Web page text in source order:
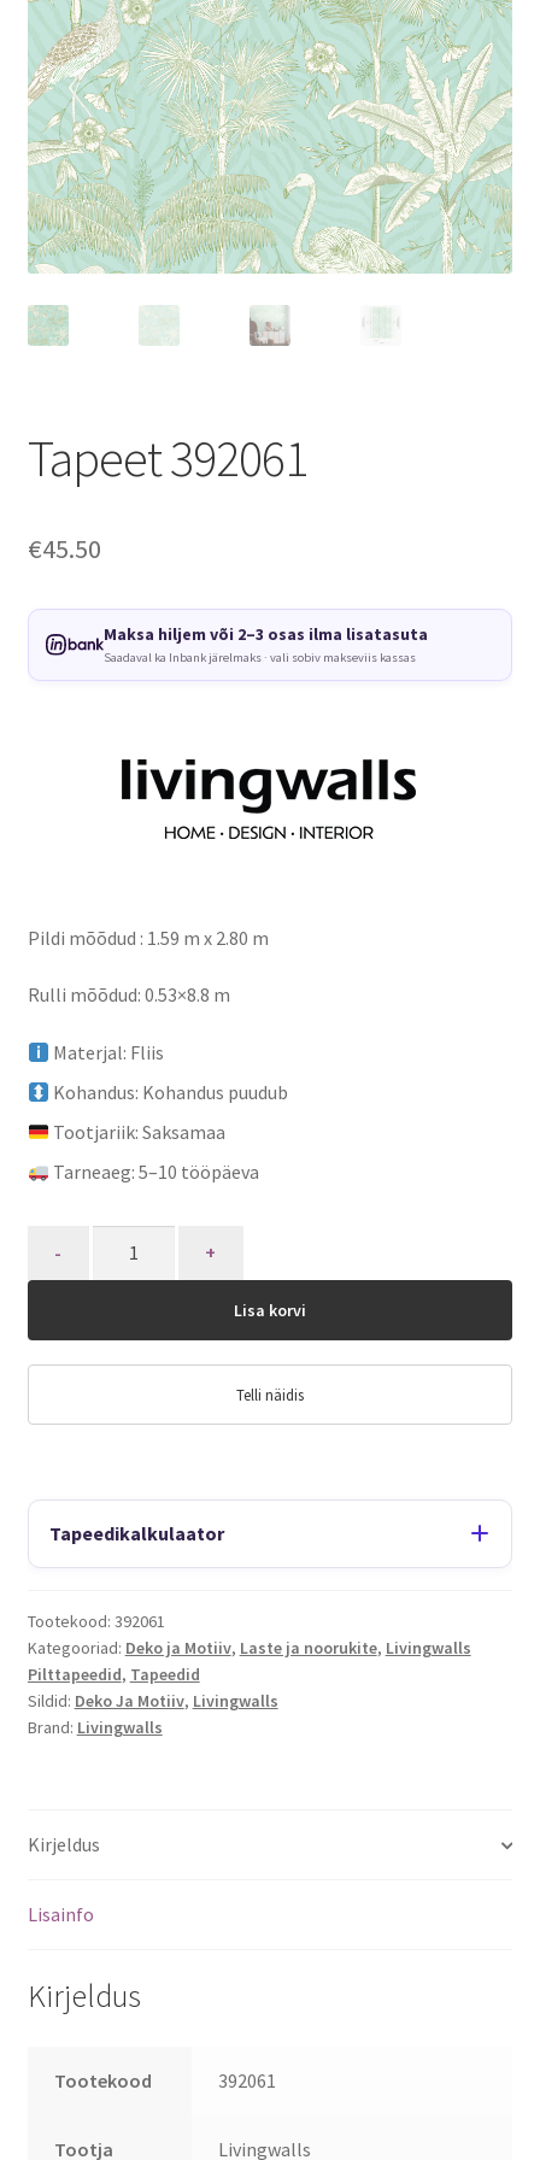
Tapeet 392061
€45.50
Maksa hiljem või 2–3 osas ilma lisatasuta
Saadaval ka Inbank järelmaks · vali sobiv makseviis kassas
Pildi mõõdud : 1.59 m x 2.80 m
Rulli mõõdud: 0.53×8.8 m
Materjal: Fliis
Kohandus: Kohandus puudub
Tootjariik: Saksamaa
Tarneaeg: 5–10 tööpäeva
Lisa korvi
Telli näidis
Tapeedikalkulaator
Tootekood: 392061
Kategooriad: Deko ja Motiiv, Laste ja noorukite, Livingwalls
Pilttapeedid, Tapeedid
Sildid: Deko Ja Motiiv, Livingwalls
Brand: Livingwalls
Kirjeldus
Lisainfo
Kirjeldus
Tootekood 392061
Tootja Livingwalls